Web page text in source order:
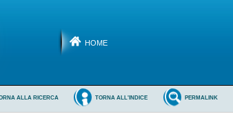
HOME
PERMALINK
TORNA ALL'INDICE
ALLA RICERCA